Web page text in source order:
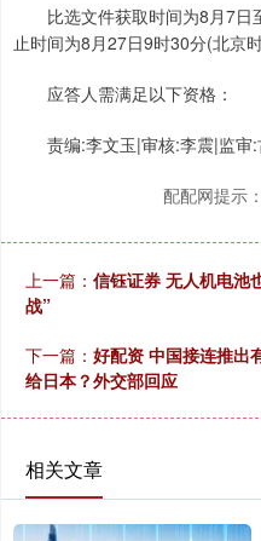
比选文件获取时间为8月7日
止时间为8月27日9时30分(北京时
应答人需满足以下资格：
责编:李文玉|审核:李震|监审:
配配网提示
上一篇： 信钰证券 无人机电池
战”
下一篇： 好配资 中国接连推出
给日本？外交部回应
相关文章